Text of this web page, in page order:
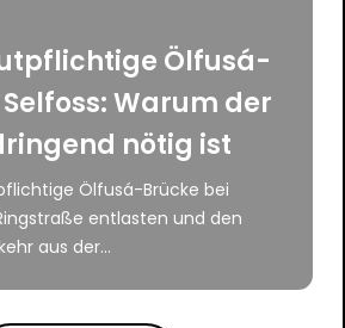
Ölfusá-
Warum der
nötig ist
Ölfusá-Brücke bei
entlasten und den
aus der...